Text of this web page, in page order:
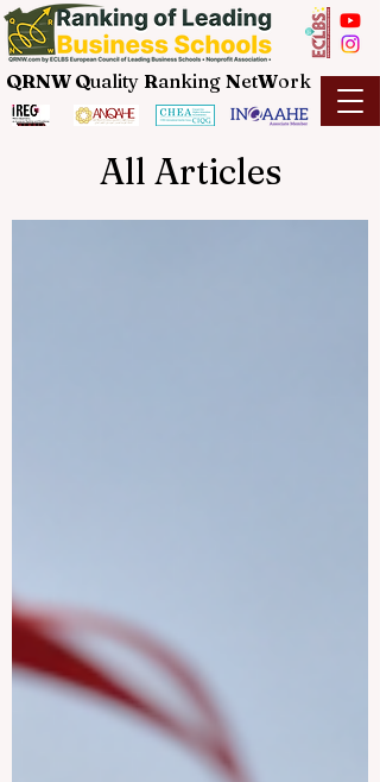
QRNW Quality Ranking NetWork
All Articles